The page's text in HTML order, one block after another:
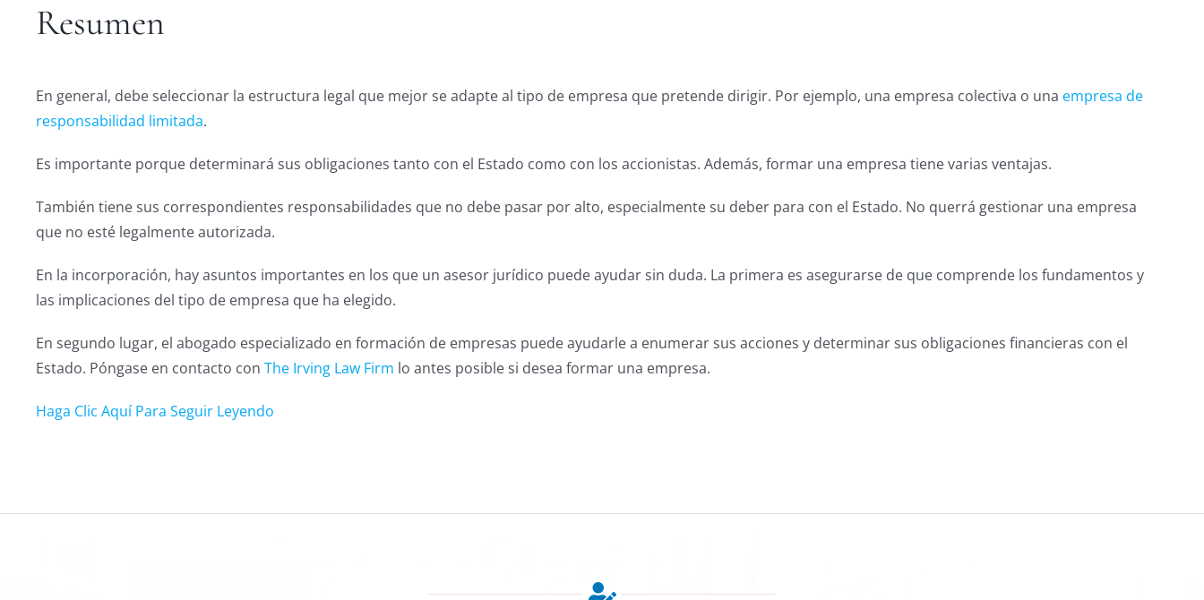
Resumen
En general, debe seleccionar la estructura legal que mejor se adapte al tipo de empresa que pretende dirigir. Por ejemplo, una empresa colectiva o una empresa de
responsabilidad limitada.
Es importante porque determinará sus obligaciones tanto con el Estado como con los accionistas. Además, formar una empresa tiene varias ventajas.
También tiene sus correspondientes responsabilidades que no debe pasar por alto, especialmente su deber para con el Estado. No querrá gestionar una empresa
que no esté legalmente autorizada.
En la incorporación, hay asuntos importantes en los que un asesor jurídico puede ayudar sin duda. La primera es asegurarse de que comprende los fundamentos y
las implicaciones del tipo de empresa que ha elegido.
En segundo lugar, el abogado especializado en formación de empresas puede ayudarle a enumerar sus acciones y determinar sus obligaciones financieras con el
Estado. Póngase en contacto con The Irving Law Firm lo antes posible si desea formar una empresa.
Haga Clic Aquí Para Seguir Leyendo